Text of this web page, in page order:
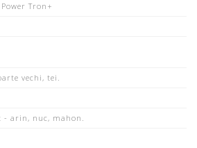
Power Tron+
vechi, tei.
- arin, nuc, mahon.